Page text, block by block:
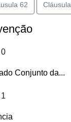
62
Conjunto da...